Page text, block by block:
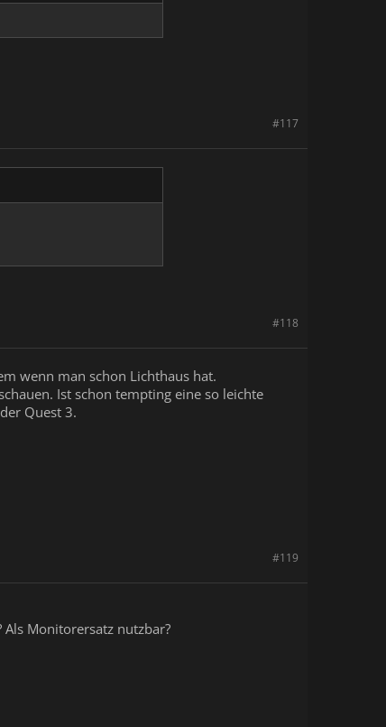
#117
#118
wenn man schon Lichthaus hat.
Ist schon tempting eine so leichte
Quest 3.
#119
Monitorersatz nutzbar?